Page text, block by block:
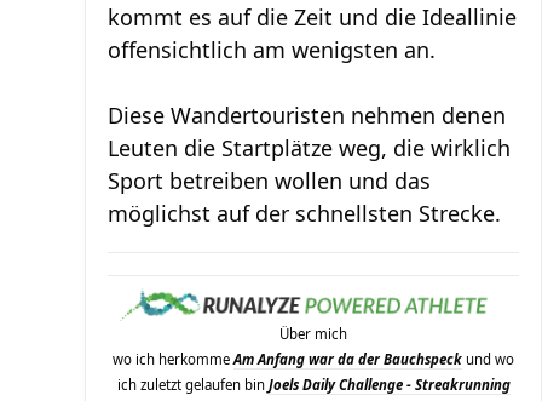
kommt es auf die Zeit und die Ideallinie
offensichtlich am wenigsten an.
Diese Wandertouristen nehmen denen
Leuten die Startplätze weg, die wirklich
Sport betreiben wollen und das
möglichst auf der schnellsten Strecke.
Über mich
wo ich herkommeAm Anfang war da der Bauchspeck und wo
ich zuletzt gelaufen bin Joels Daily Challenge - Streakrunning